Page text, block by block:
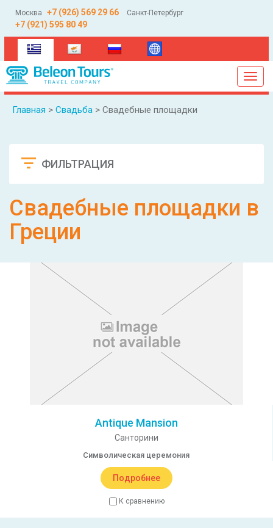
Москва +7 (926) 569 29 66 Санкт-Петербург
+7 (921) 595 80 49
(current)
Главная > Свадьба > Свадебные площадки
ФИЛЬТРАЦИЯ
Свадебные площадки в
Греции
Antique Mansion
Санторини
Символическая церемония
Подробнее
К сравнению